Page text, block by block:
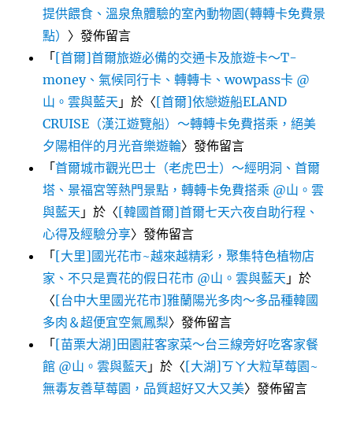
提供餵食、溫泉魚體驗的室內動物園(轉轉卡免費景
點） 〉發佈留言
「[首爾]首爾旅遊必備的交通卡及旅遊卡～T-
money、氣候同行卡、轉轉卡、wowpass卡 @
山。雲與藍天 」於〈[首爾]依戀遊船ELAND
CRUISE（漢江遊覽船）～轉轉卡免費搭乘，絕美
夕陽相伴的月光音樂遊輪〉發佈留言
「首爾城市觀光巴士（老虎巴士）～經明洞、首爾
塔、景福宮等熱門景點，轉轉卡免費搭乘 @山。雲
與藍天 」於〈[韓國首爾]首爾七天六夜自助行程、
心得及經驗分享〉發佈留言
「[大里]國光花市~越來越精彩，聚集特色植物店
家、不只是賣花的假日花市 @山。雲與藍天 」於
〈[台中大里國光花市]雅蘭陽光多肉～多品種韓國
多肉＆超便宜空氣鳳梨〉發佈留言
「[苗栗大湖]田園莊客家菜～台三線旁好吃客家餐
館 @山。雲與藍天 」於〈[大湖]ㄎㄚ大粒草莓園~
無毒友善草莓園，品質超好又大又美〉發佈留言